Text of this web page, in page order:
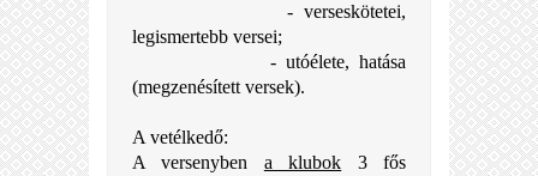
- verseskötetei,
legismertebb versei;
- utóélete, hatása
(megzenésített versek).
A vetélkedő:
A versenyben a klubok 3 fős